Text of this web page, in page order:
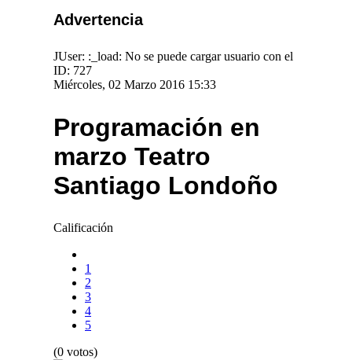
Advertencia
JUser: :_load: No se puede cargar usuario con el
ID: 727
Miércoles, 02 Marzo 2016 15:33
Programación en
marzo Teatro
Santiago Londoño
Calificación
1
2
3
4
5
(0 votos)